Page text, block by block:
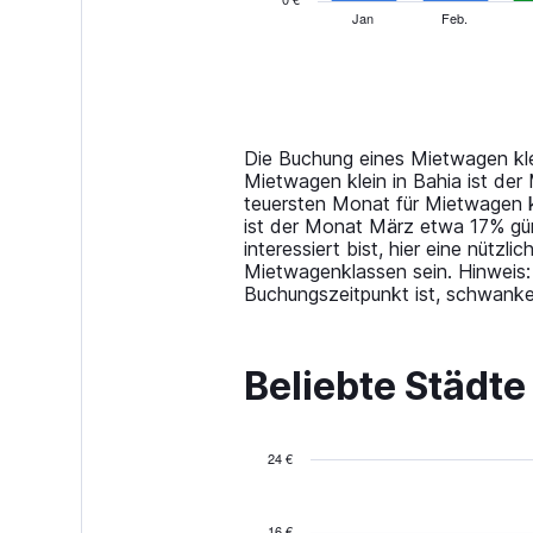
14
categories.
The
chart
has
1
Y
Range:
0
Jan Feb.
Die Buchung eines Mietwagen
Mietwagen klein in Bahia ist der
teuersten Monat für Mietwagen
ist der Monat März etwa 17%
interessiert bist, hier eine
Mietwagenklassen sein.
Buchungszeitpunkt ist,
Beliebte
24 €